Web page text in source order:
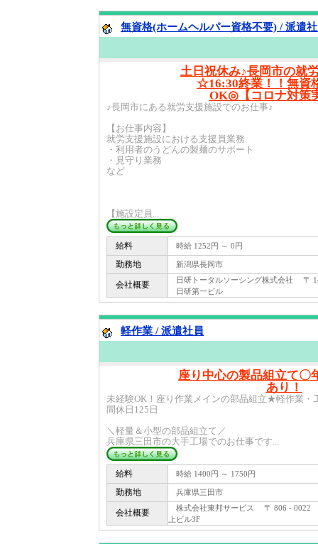
無資格(ホームヘルパー資格不要) / 派遣
土日祝休み♪長岡市の就
☆16:30終業！！無資
OK◎【コロナ対策
♪長岡市にある就労支援施設でのお仕事♪
【お仕事内容】
就労支援施設における支援員業務
・利用者のうどんの製麺のサポート
・見守り業務
など
【施設定員...
給料 時給 1252円 ～ 0円
勤務地 新潟県長岡市
会社概要
日研トータルソーシング株式会社 〒
日研第一ビル
軽作業 / 派遣社員
座り中心の製品組立て〇
あり！
未経験OK！座り作業メインの部品組立★軽作業・
間休日125日
＼軽量＆小型の部品組立て／
兵庫県三田市の大手工場でのお仕事です...
給料 時給 1400円 ～ 1750円
勤務地 兵庫県三田市
会社概要
株式会社東邦サービス 〒 806 - 0022
上ビル3F